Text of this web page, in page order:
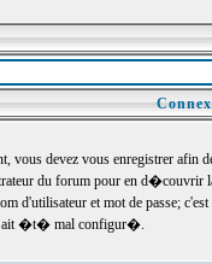
devez vous enregistrer
du forum pour en
d'utilisateur et mot de passe;
ait �t� mal configur�.